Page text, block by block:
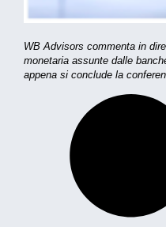
WB Advisors commenta in
monetaria assunte dalle
appena si conclude la